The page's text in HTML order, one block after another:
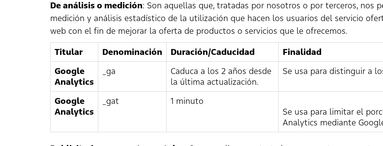
De análisis o medición: Son aquellas que, tratadas por nosotros o por terceros, nos
medición y análisis estadístico de la utilización que hacen los usuarios del servicio
web con el fin de mejorar la oferta de productos o servicios que le ofrecemos.
Titular Denominación Duración/Caducidad
Finalidad
Google
Analytics
_ga
Caduca a los 2 años desde
la última actualización.
Se usa para distinguir a
Google
Analytics
_gat
1 minuto
Se usa para limitar el
Analytics mediante